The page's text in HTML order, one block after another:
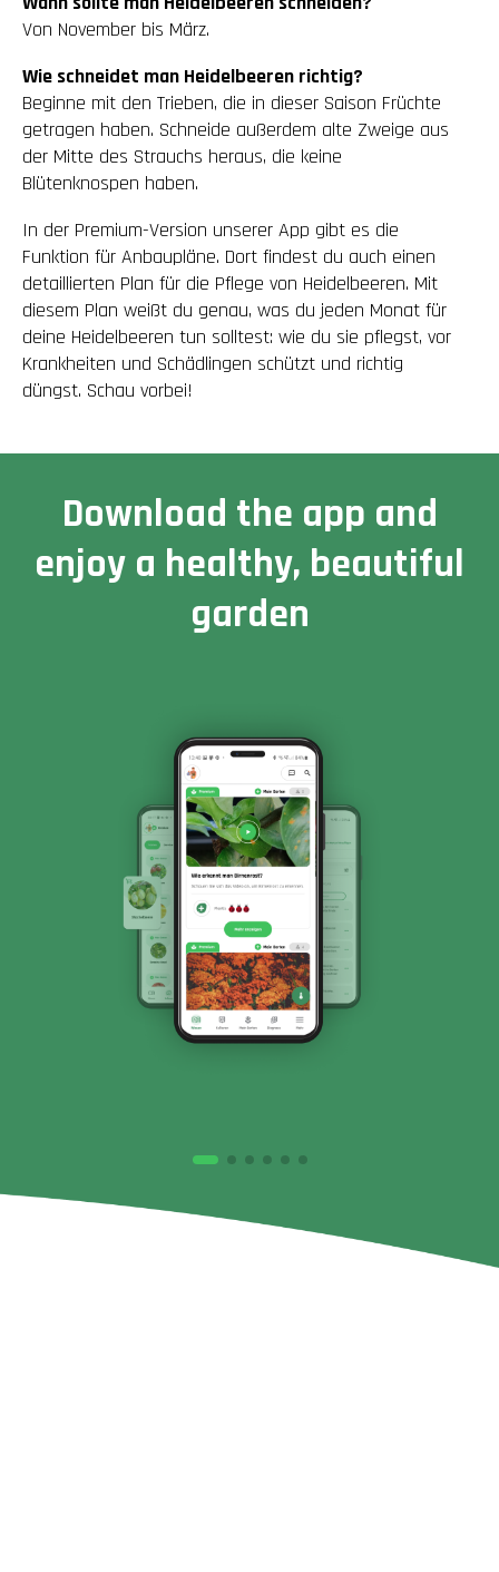
Von November bis März.
Wie schneidet man Heidelbeeren richtig?
Beginne mit den Trieben, die in dieser Saison Früchte
getragen haben. Schneide außerdem alte Zweige aus
der Mitte des Strauchs heraus, die keine
Blütenknospen haben.
In der Premium-Version unserer App gibt es die
Funktion für Anbaupläne. Dort findest du auch einen
detaillierten Plan für die Pflege von Heidelbeeren. Mit
diesem Plan weißt du genau, was du jeden Monat für
deine Heidelbeeren tun solltest: wie du sie pflegst, vor
Krankheiten und Schädlingen schützt und richtig
düngst. Schau vorbei!
Download the app and
enjoy a healthy, beautiful
garden